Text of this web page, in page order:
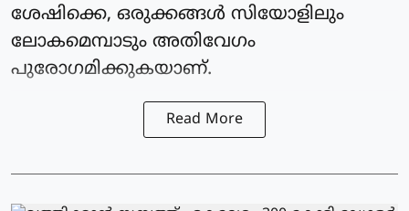
ശേഷിക്കെ, ഒരുക്കങ്ങള്‍ സിയോളിലും
ലോകമെമ്പാടും അതിവേഗം
പുരോഗമിക്കുകയാണ്.
Read More